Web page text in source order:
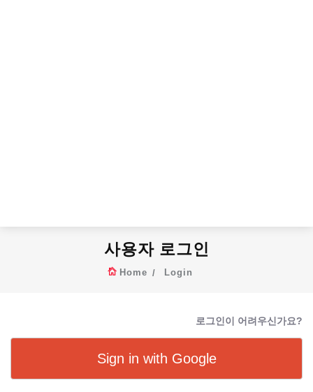
사용자 로그인
Home Login
로그인이 어려우신가요?
Sign in with Google